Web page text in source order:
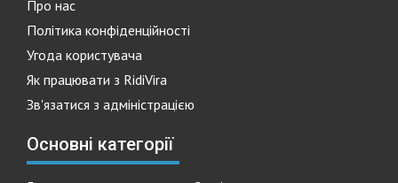
Про нас
Політика конфіденційності
Угода користувача
Як працювати з RidiVira
Зв'язатися з адміністрацією
Основні категорії